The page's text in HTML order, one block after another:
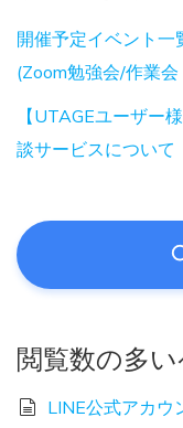
開催予定イベント一
(Zoom勉強会/作業会
【UTAGEユーザー
談サービスについて
閲覧数の多
LINE公式アカウ